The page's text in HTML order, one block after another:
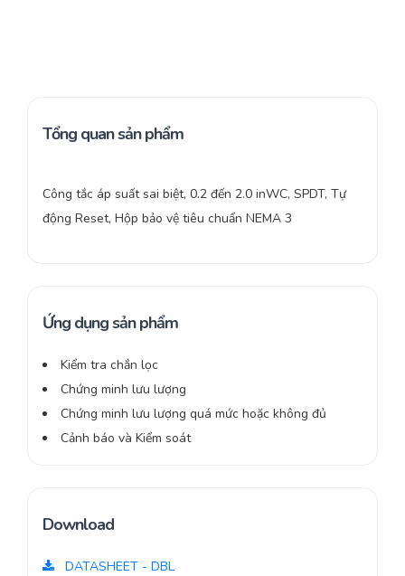
Tổng quan sản phẩm
Công tắc áp suất sai biệt, 0.2 đến 2.0 inWC, SPDT, Tự
động Reset, Hộp bảo vệ tiêu chuẩn NEMA 3
Ứng dụng sản phẩm
Kiểm tra chắn lọc
Chứng minh lưu lượng
Chứng minh lưu lượng quá mức hoặc không đủ
Cảnh báo và Kiểm soát
Download
DATASHEET - DBL